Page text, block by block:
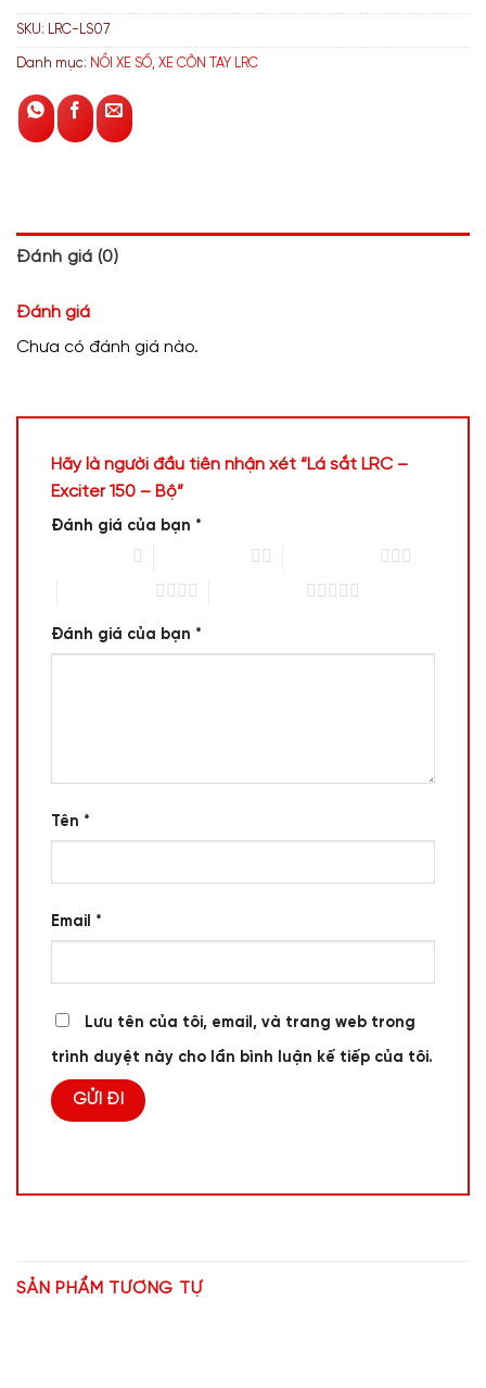
SKU: LRC-LS07
Danh mục: NỒI XE SỐ, XE CÔN TAY LRC
Đánh giá (0)
Đánh giá
Chưa có đánh giá nào.
Hãy là người đầu tiên nhận xét “Lá sắt LRC –
Exciter 150 – Bộ”
Đánh giá của bạn *
Đánh giá của bạn *
Tên *
Email *
Lưu tên của tôi, email, và trang web trong
trình duyệt này cho lần bình luận kế tiếp của tôi.
SẢN PHẨM TƯƠNG TỰ